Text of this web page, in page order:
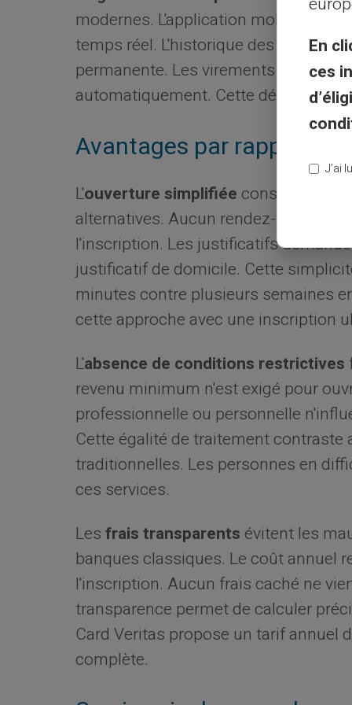
modernes. L'application mobile et le
temps réel. L'historique des
permanente. Les virements et
automatiquement. Cette
Avantages par rapport
L'ouverture simplifiéeconstitue le
alternatives. Aucun rendez-vous en
l'inscription. Les justificatifs
justificatif de domicile. Cette
minutes contre plusieurs semaines
cette approche avec une inscription
L'absence de conditions restrictives
revenu minimum n'est exigé pour
professionnelle ou personnelle
Cette égalité de traitement contraste
traditionnelles. Les personnes en
ces services.
Lesfrais transparentsévitent les
banques classiques. Le coût annuel
l'inscription. Aucun frais caché ne
transparence permet de calculer
Card Veritas propose un tarif annuel
complète.
En
ces
J’ai